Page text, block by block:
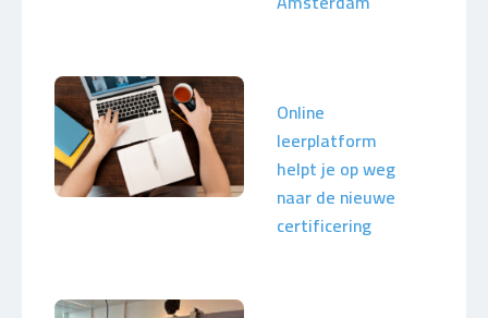
Online
leerplatform
helpt je op weg
naar de nieuwe
certificering